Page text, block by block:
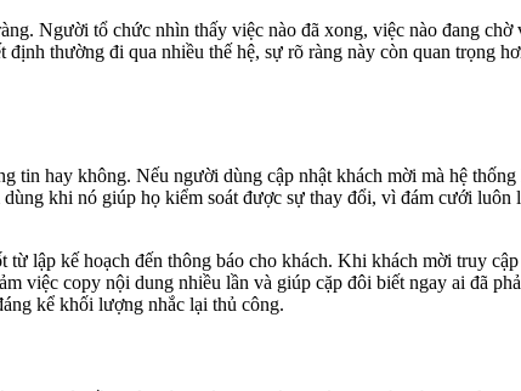
Người tổ chức nhìn thấy việc nào đã xong, việc nào đang chờ
thường đi qua nhiều thế hệ, sự rõ ràng này còn quan trọng
hay không. Nếu người dùng cập nhật khách mời mà hệ
khi nó giúp họ kiểm soát được sự thay đổi, vì đám cưới luôn
lập kế hoạch đến thông báo cho khách. Khi khách mời truy
việc copy nội dung nhiều lần và giúp cặp đôi biết ngay ai đã
kể khối lượng nhắc lại thủ công.